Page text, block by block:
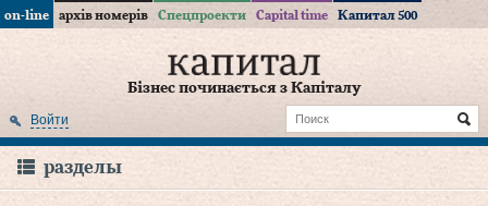
on-line архів номерів Спецпроекти Capital time Капитал 500
Бізнес починається з Капіталу
Войти
разделы